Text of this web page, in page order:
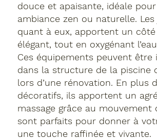
douce et apaisante, idéale
ambiance zen ou naturelle. Les
quant à eux, apportent un
élégant, tout en oxygénant
Ces équipements peuvent être
dans la structure de la piscine
lors d’une rénovation. En plus
décoratifs, ils apportent un
massage grâce au mouvement
sont parfaits pour donner à
une touche raffinée et vivante.